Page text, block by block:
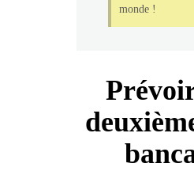
monde !